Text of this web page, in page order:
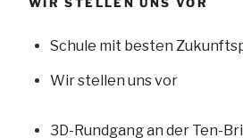
WIR STELLEN UNS VOR
Schule mit besten
Wir stellen uns vor
3D-Rundgang an der Ten-